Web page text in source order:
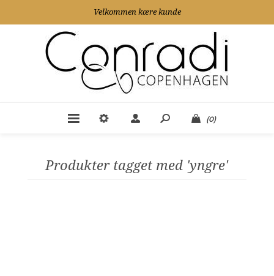
Velkommen kære kunde
(0)
Produkter tagget med 'yngre'